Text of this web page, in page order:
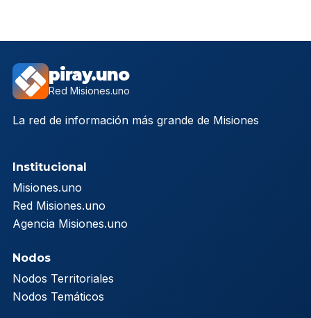
piray.uno
Red Misiones.uno
La red de información más grande de Misiones
Institucional
Misiones.uno
Red Misiones.uno
Agencia Misiones.uno
Nodos
Nodos Territoriales
Nodos Temáticos